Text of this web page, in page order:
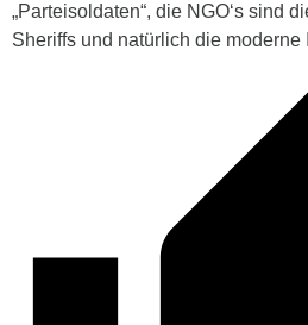
„Parteisoldaten“, die NGO‘s sind
Sheriffs und natürlich die moderne